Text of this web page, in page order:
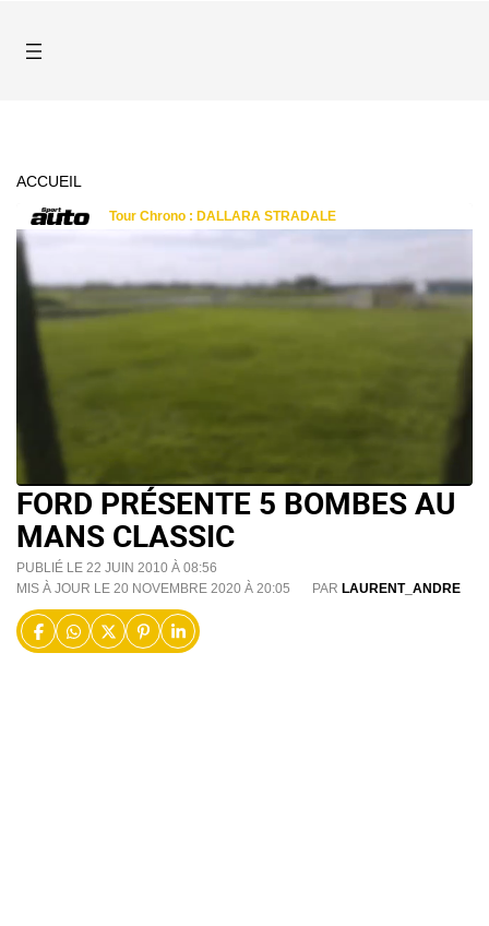
ACCUEIL
FORD PRÉSENTE 5 BOMBES AU
MANS CLASSIC
PUBLIÉ LE 22 JUIN 2010 À 08:56
MIS À JOUR LE 20 NOVEMBRE 2020 À 20:05
PAR LAURENT_ANDRE